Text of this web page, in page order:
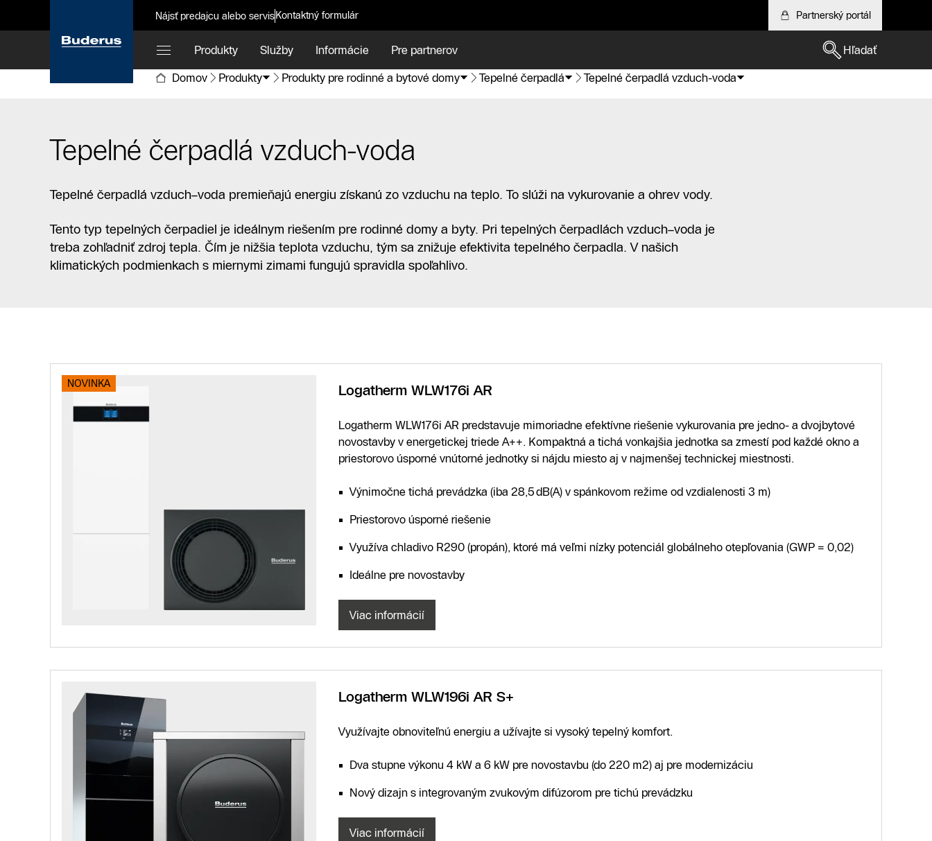
Nájsť predajcu alebo servisKontaktný formulár Partnerský portál
Produkty Služby Informácie Pre partnerov
Hľadať
Domov
Produkty Produkty pre rodinné a bytové domy Tepelné čerpadlá Tepelné čerpadlá vzduch-voda
Tepelné čerpadlá vzduch-voda
Tepelné čerpadlá vzduch–voda premieňajú energiu získanú zo vzduchu na teplo. To slúži na vykurovanie a ohrev vody.
Tento typ tepelných čerpadiel je ideálnym riešením pre rodinné domy a byty. Pri tepelných čerpadlách vzduch–voda je
treba zohľadniť zdroj tepla. Čím je nižšia teplota vzduchu, tým sa znižuje efektivita tepelného čerpadla. V našich
klimatických podmienkach s miernymi zimami fungujú spravidla spoľahlivo.
NOVINKA Logatherm WLW176i AR
Logatherm WLW176i AR predstavuje mimoriadne efektívne riešenie vykurovania pre jedno- a dvojbytové
novostavby v energetickej triede A++. Kompaktná a tichá vonkajšia jednotka sa zmestí pod každé okno a
priestorovo úsporné vnútorné jednotky si nájdu miesto aj v najmenšej technickej miestnosti.
Výnimočne tichá prevádzka (iba 28,5 dB(A) v spánkovom režime od vzdialenosti 3 m)
Priestorovo úsporné riešenie
Využíva chladivo R290 (propán), ktoré má veľmi nízky potenciál globálneho otepľovania (GWP = 0,02)
Ideálne pre novostavby
Viac informácií
Logatherm WLW196i AR S+
Využívajte obnoviteľnú energiu a užívajte si vysoký tepelný komfort.
Dva stupne výkonu 4 kW a 6 kW pre novostavbu (do 220 m2) aj pre modernizáciu
Nový dizajn s integrovaným zvukovým difúzorom pre tichú prevádzku
Viac informácií